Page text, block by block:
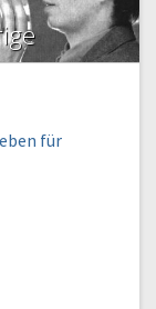
für